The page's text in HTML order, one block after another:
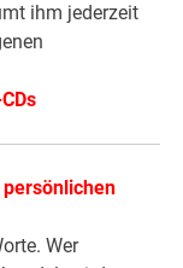
ihm jederzeit
Wer